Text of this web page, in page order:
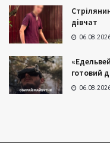
дівчат
готовий